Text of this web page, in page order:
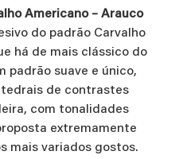
Americano – Arauco
do padrão Carvalho
há de mais clássico do
padrão suave e único,
de contrastes
com tonalidades
extremamente
mais variados gostos.